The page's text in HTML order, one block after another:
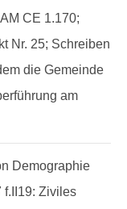
CE 1.170;
Nr. 25; Schreiben
die Gemeinde
am
Demographie
f.II19: Ziviles